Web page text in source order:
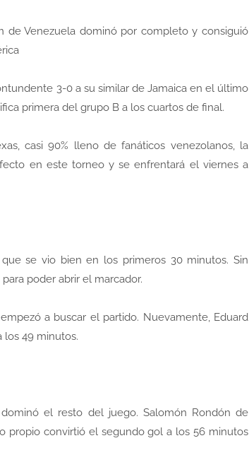
de Venezuela dominó por completo y consiguió
3-0 a su similar de Jamaica en el último
primera del grupo B a los cuartos de final.
casi 90% lleno de fanáticos venezolanos, la
en este torneo y se enfrentará el viernes a
se vio bien en los primeros 30 minutos. Sin
poder abrir el marcador.
a buscar el partido. Nuevamente, Eduard
los 49 minutos.
el resto del juego. Salomón Rondón de
propio convirtió el segundo gol a los 56 minutos